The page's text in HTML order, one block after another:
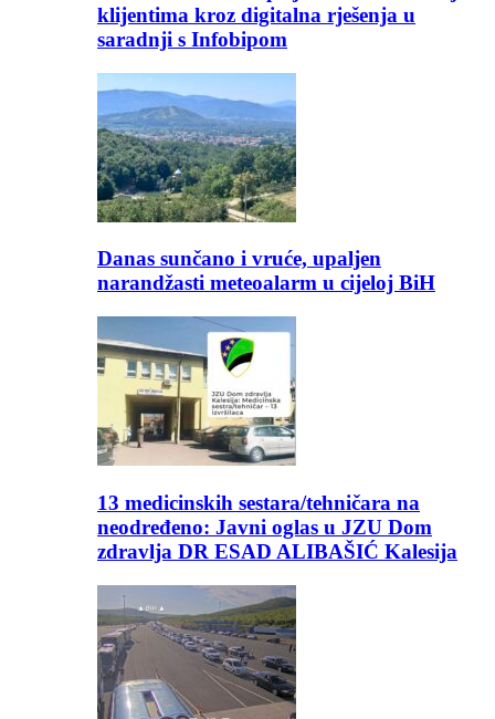
klijentima kroz digitalna rješenja u
saradnji s Infobipom
Danas sunčano i vruće, upaljen
narandžasti meteoalarm u cijeloj BiH
13 medicinskih sestara/tehničara na
neodređeno: Javni oglas u JZU Dom
zdravlja DR ESAD ALIBAŠIĆ Kalesija